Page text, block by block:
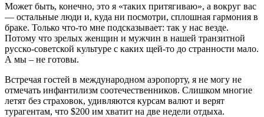
Может быть, конечно, это я «таких притягиваю», а вокруг вас
— остальные люди и, куда ни посмотри, сплошная гармония в
браке. Только что-то мне подсказывает: так у нас везде.
Потому что зрелых женщин и мужчин в нашей транзитной
русско-советской культуре с каких щей-то до странности мало.
А мы – не готовы.
Встречая гостей в международном аэропорту, я не могу не
отмечать инфантилизм соотечественников. Слишком многие
летят без страховок, удивляются курсам валют и верят
турагентам, что $200 им хватит на две недели отдыха.